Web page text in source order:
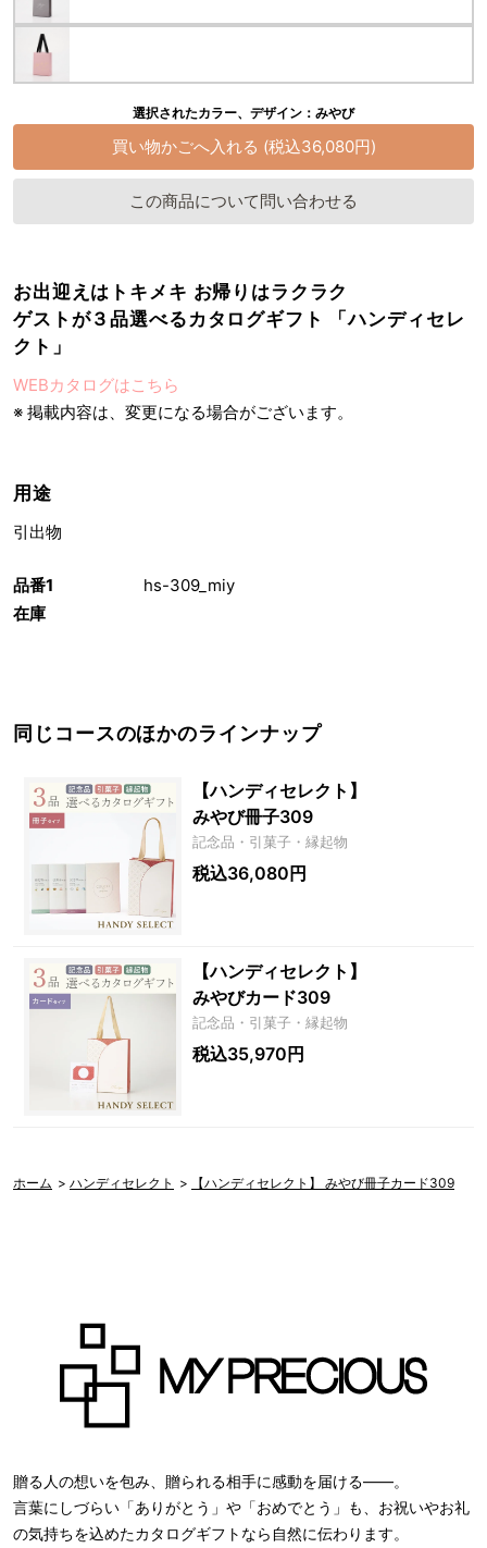
品番1
hs-309_miy
在庫
選択されたカラー、デザイン：みやび
この商品について問い合わせる
お出迎えはトキメキ お帰りはラクラク
ゲストが３品選べるカタログギフト 「ハンディセレ
クト」
WEBカタログはこちら
※ 掲載内容は、変更になる場合がございます。
用途
引出物
同じコースのほかのラインナップ
【ハンディセレクト】
みやび冊子309
記念品・引菓子・縁起物
税込36,080円
【ハンディセレクト】
みやびカード309
記念品・引菓子・縁起物
税込35,970円
ホーム > ハンディセレクト > 【ハンディセレクト】 みやび冊子カード309
贈る人の想いを包み、贈られる相手に感動を届ける――。
言葉にしづらい「ありがとう」や「おめでとう」も、お祝いやお礼
の気持ちを込めたカタログギフトなら自然に伝わります。